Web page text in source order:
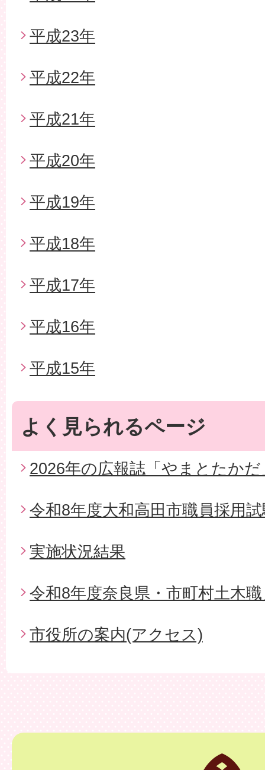
平成23年
平成22年
平成21年
平成20年
平成19年
平成18年
平成17年
平成16年
平成15年
よく見られるページ
2026年の広報誌「やまとたかだ
令和8年度大和高田市職員採用
実施状況結果
令和8年度奈良県・市町村土木
市役所の案内(アクセス)